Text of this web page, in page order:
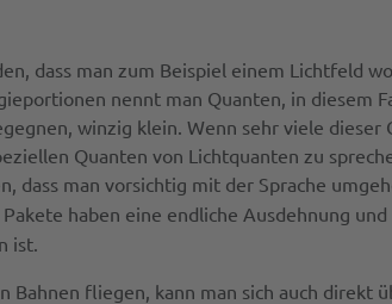
dass man zum Beispiel einem Lichtfeld
nennt man Quanten, in diesem
winzig klein. Wenn sehr viele
Quanten von Lichtquanten zu
dass man vorsichtig mit der Sprache
haben eine endliche Ausdehnung
ist.
fliegen, kann man sich auch direkt